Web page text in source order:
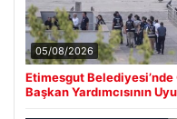
05/08/2026
Etimesgut Belediyesi’nde
Başkan Yardımcısının